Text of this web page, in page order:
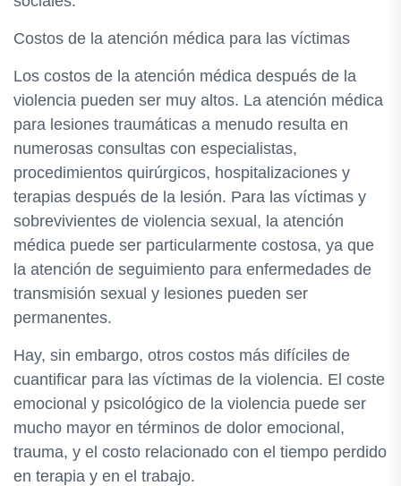
Costos de la atención médica para las víctimas
Los costos de la atención médica después de la
violencia pueden ser muy altos. La atención médica
para lesiones traumáticas a menudo resulta en
numerosas consultas con especialistas,
procedimientos quirúrgicos, hospitalizaciones y
terapias después de la lesión. Para las víctimas y
sobrevivientes de violencia sexual, la atención
médica puede ser particularmente costosa, ya que
la atención de seguimiento para enfermedades de
transmisión sexual y lesiones pueden ser
permanentes.
Hay, sin embargo, otros costos más difíciles de
cuantificar para las víctimas de la violencia. El coste
emocional y psicológico de la violencia puede ser
mucho mayor en términos de dolor emocional,
trauma, y el costo relacionado con el tiempo perdido
en terapia y en el trabajo.